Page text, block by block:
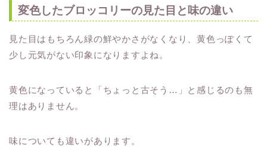
変色したブロッコリーの見た目と味の違い
見た目はもちろん緑の鮮やかさがなくなり、黄色っぽくて
少し元気がない印象になりますよね。
黄色になっていると「ちょっと古そう…」と感じるのも無
理はありません。
味についても違いがあります。